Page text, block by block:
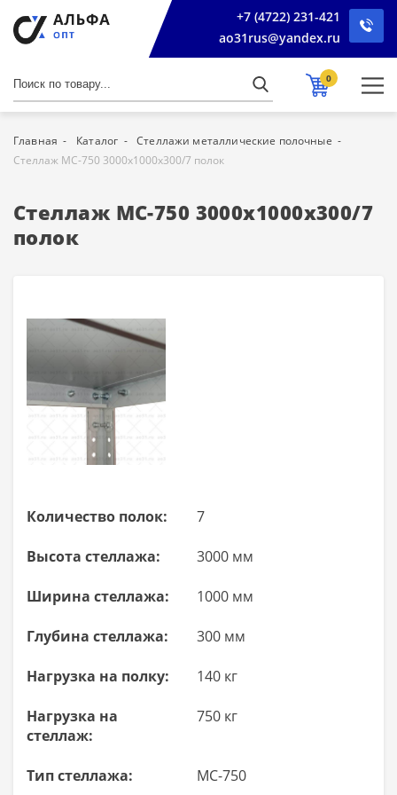
+7 (4722) 231-421
ao31rus@yandex.ru
0
Главная Каталог
Стеллажи металлические полочные
Стеллаж МС-750 3000х1000х300/7 полок
Стеллаж МС-750 3000х1000х300/7
полок
Количество полок: 7
Высота стеллажа: 3000 мм
Ширина стеллажа: 1000 мм
Глубина стеллажа: 300 мм
Нагрузка на полку: 140 кг
Нагрузка на
стеллаж:
750 кг
Тип стеллажа: МС-750